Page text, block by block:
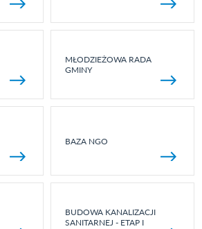
MŁODZIEŻOWA RADA
GMINY
BAZA NGO
BUDOWA KANALIZACJI
SANITARNEJ - ETAP I